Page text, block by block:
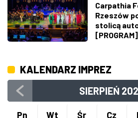
Carpathia
Rzeszów
stolicą
[PROGRAM]
KALENDARZ IMPREZ
SIERPIEŃ
Pn Wt Śr Cz